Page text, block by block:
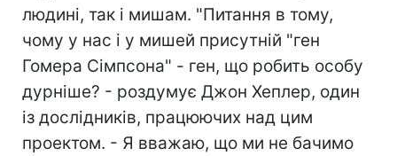
людині, так і мишам. "Питання в тому,
чому у нас і у мишей присутній "ген
Гомера Сімпсона" - ген, що робить особу
дурніше? - роздумує Джон Хеплер, один
із дослідників, працюючих над цим
проектом. - Я вважаю, що ми не бачимо